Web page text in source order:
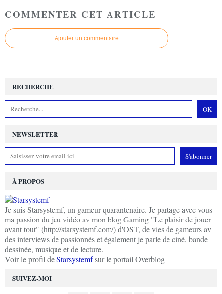
COMMENTER CET ARTICLE
Ajouter un commentaire
NEWSLETTER
SUIVEZ-MOI
RECHERCHE
À PROPOS
Je suis Starsystemf, un gameur quarantenaire. Je partage avec vous
ma passion du jeu vidéo av mon blog Gaming "Le plaisir de jouer
avant tout" (http://starsystemf.com/) d'OST, de vies de gameurs av
des interviews de passionnés et également je parle de ciné, bande
dessinée, musique et de lecture.
Voir le profil deStarsystemfsur le portail Overblog